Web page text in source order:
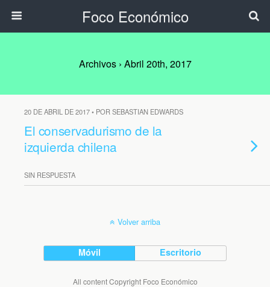
Foco Económico
Archivos › Abril 20th, 2017
20 DE ABRIL DE 2017 • POR SEBASTIAN EDWARDS
El conservadurismo de la
izquierda chilena
SIN RESPUESTA
Volver arriba
Móvil Escritorio
All content Copyright Foco Económico